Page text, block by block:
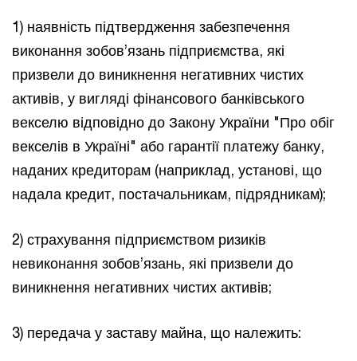
1) наявність підтвердження забезпечення
виконання зобов’язань підприємства, які
призвели до виникнення негативних чистих
активів, у вигляді фінансового банківського
векселю відповідно до Закону України "Про обіг
векселів в Україні" або гарантії платежу банку,
наданих кредиторам (наприклад, установі, що
надала кредит, постачальникам, підрядникам);
2) страхування підприємством ризиків
невиконання зобов’язань, які призвели до
виникнення негативних чистих активів;
3) передача у заставу майна, що належить: